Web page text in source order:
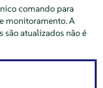
comando para
monitoramento. A
são atualizados não é